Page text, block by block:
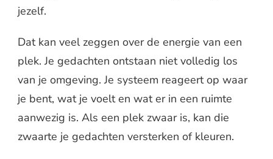
jezelf.
Dat kan veel zeggen over de energie van een
plek. Je gedachten ontstaan niet volledig los
van je omgeving. Je systeem reageert op waar
je bent, wat je voelt en wat er in een ruimte
aanwezig is. Als een plek zwaar is, kan die
zwaarte je gedachten versterken of kleuren.